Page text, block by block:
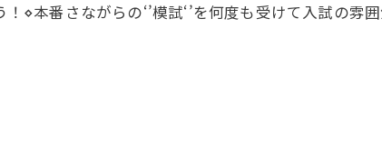
⋄本番さながらの‘’模試‘’を何度も受けて入試の雰